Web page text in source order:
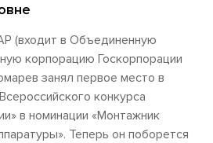
(входит в Объединенную
корпорацию Госкорпорации
занял первое место в
конкурса
в номинации «Монтажник
Теперь он поборется